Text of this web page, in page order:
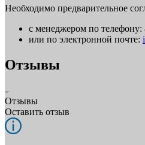
Необходимо предварительное
с менеджером по телефону:
или по электронной почте:
Отзывы
Отзывы
Оставить отзыв